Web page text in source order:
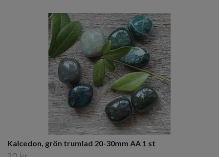
Kalcedon, grön trumlad 20-30mm AA 1 st